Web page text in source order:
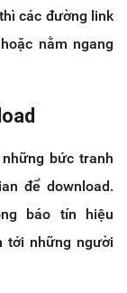
các đường link
nằm ngang
bức tranh
để download.
báo tín hiệu
tới những người